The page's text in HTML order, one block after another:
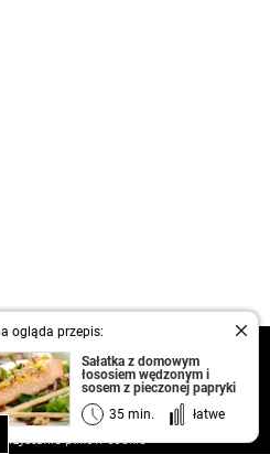
ogląda przepis:
Sałatka z domowym
łososiem wędzonym i
sosem z pieczonej papryki
35 min.
łatwe
kontakt
o prywatności
plików cookie